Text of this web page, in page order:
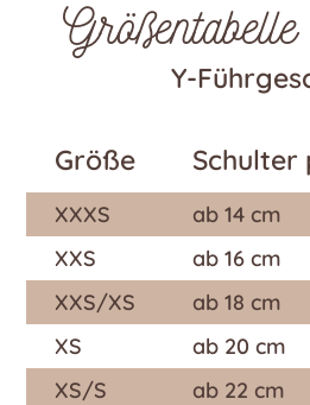
Y-
Größe Schulter
XXXS ab 14 cm
XXS
ab 16 cm
XXS/XS
ab 18 cm
XS
ab 20 cm
XS/S
ab 22 cm